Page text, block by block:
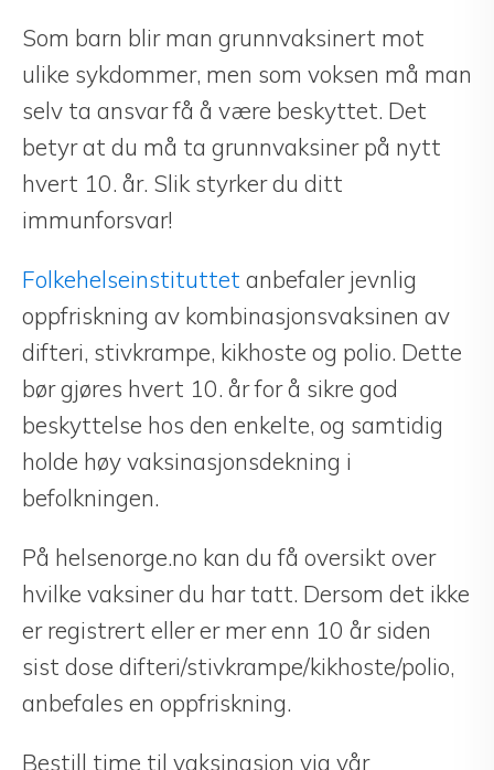
Som barn blir man grunnvaksinert mot
ulike sykdommer, men som voksen må man
selv ta ansvar få å være beskyttet. Det
betyr at du må ta grunnvaksiner på nytt
hvert 10. år. Slik styrker du ditt
immunforsvar!
Folkehelseinstituttet anbefaler jevnlig
oppfriskning av kombinasjonsvaksinen av
difteri, stivkrampe, kikhoste og polio. Dette
bør gjøres hvert 10. år for å sikre god
beskyttelse hos den enkelte, og samtidig
holde høy vaksinasjonsdekning i
befolkningen.
På helsenorge.no kan du få oversikt over
hvilke vaksiner du har tatt. Dersom det ikke
er registrert eller er mer enn 10 år siden
sist dose difteri/stivkrampe/kikhoste/polio,
anbefales en oppfriskning.
Bestill time til vaksinasjon via vår